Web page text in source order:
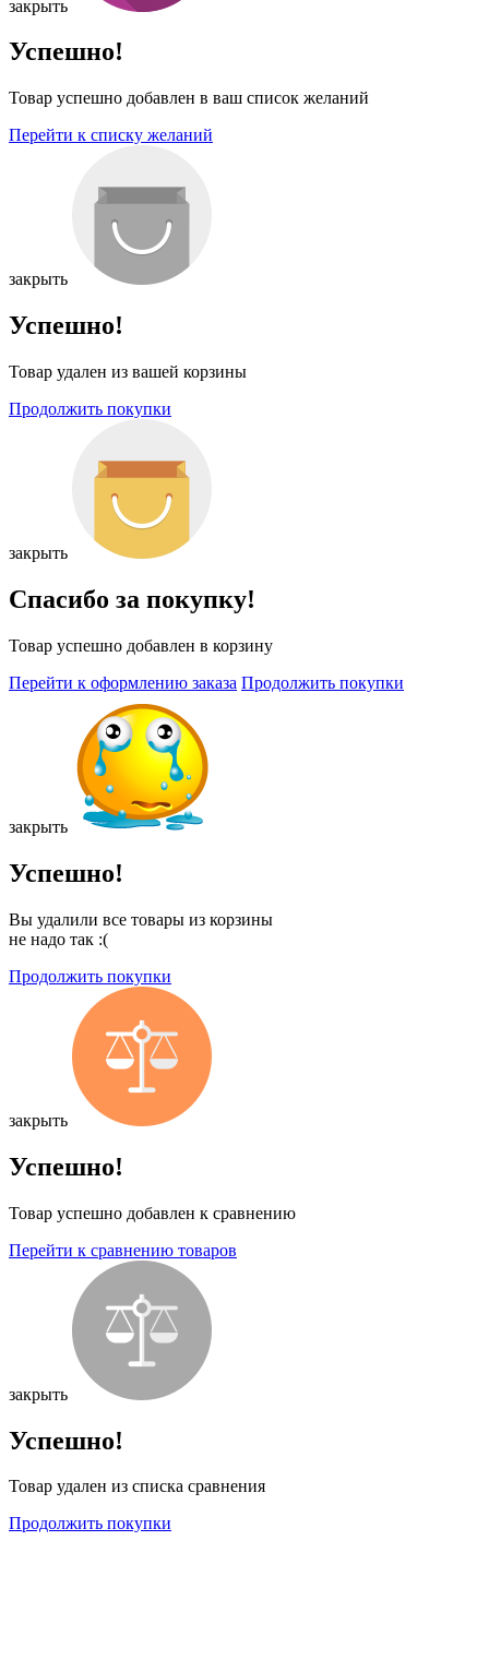
закрыть
Успешно!
Товар успешно добавлен в ваш список желаний
Перейти к списку желаний
закрыть
Успешно!
Товар удален из вашей корзины
Продолжить покупки
закрыть
Спасибо за покупку!
Товар успешно добавлен в корзину
Перейти к оформлению заказа Продолжить покупки
закрыть
Успешно!
Вы удалили все товары из корзины
не надо так :(
Продолжить покупки
закрыть
Успешно!
Товар успешно добавлен к сравнению
Перейти к сравнению товаров
закрыть
Успешно!
Товар удален из списка сравнения
Продолжить покупки